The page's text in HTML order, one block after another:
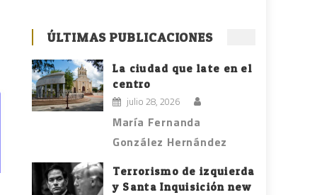
ÚLTIMAS PUBLICACIONES
La ciudad que late en el
centro
julio 28, 2026
María Fernanda
González Hernández
Terrorismo de izquierda
y Santa Inquisición new